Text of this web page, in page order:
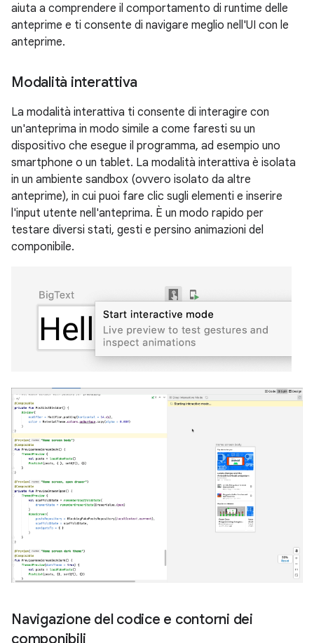
aiuta a comprendere il comportamento di runtime delle
anteprime e ti consente di navigare meglio nell'UI con le
anteprime.
Modalità interattiva
La modalità interattiva ti consente di interagire con
un'anteprima in modo simile a come faresti su un
dispositivo che esegue il programma, ad esempio uno
smartphone o un tablet. La modalità interattiva è isolata
in un ambiente sandbox (ovvero isolato da altre
anteprime), in cui puoi fare clic sugli elementi e inserire
l'input utente nell'anteprima. È un modo rapido per
testare diversi stati, gesti e persino animazioni del
componibile.
Navigazione del codice e contorni dei
componibili